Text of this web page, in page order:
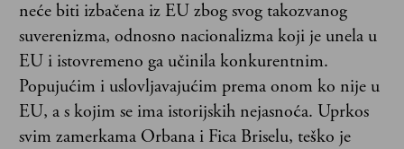
neće biti izbačena iz EU zbog svog takozvanog
suverenizma, odnosno nacionalizma koji je unela u
EU i istovremeno ga učinila konkurentnim.
Popujućim i uslovljavajućim prema onom ko nije u
EU, a s kojim se ima istorijskih nejasnoća. Uprkos
svim zamerkama Orbana i Fica Briselu, teško je